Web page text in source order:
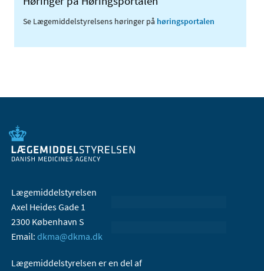
Se Lægemiddelstyrelsens høringer på høringsportalen
Lægemiddelstyrelsen
Axel Heides Gade 1
2300 København S
Email: dkma@dkma.dk
Lægemiddelstyrelsen er en del af